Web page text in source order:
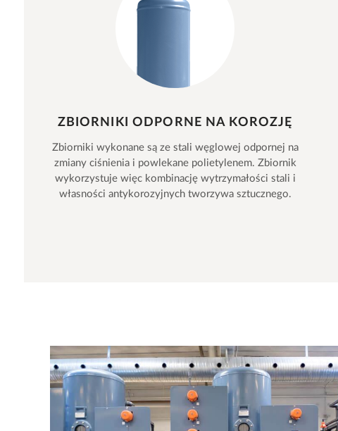
ZBIORNIKI ODPORNE NA KOROZJĘ
Zbiorniki wykonane są ze stali węglowej odpornej na
zmiany ciśnienia i powlekane polietylenem. Zbiornik
wykorzystuje więc kombinację wytrzymałości stali i
własności antykorozyjnych tworzywa sztucznego.